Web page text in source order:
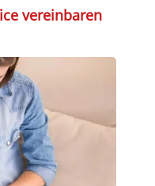
vereinbaren